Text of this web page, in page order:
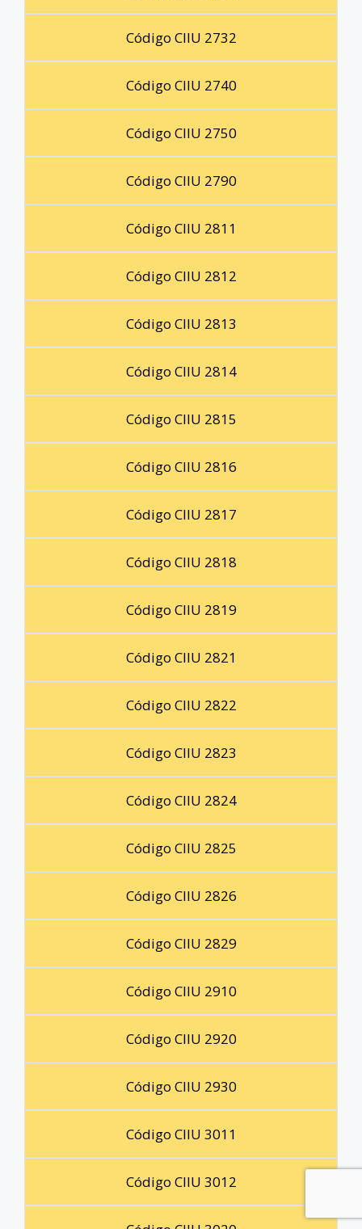
Código CIIU 2732
Código CIIU 2740
Código CIIU 2750
Código CIIU 2790
Código CIIU 2811
Código CIIU 2812
Código CIIU 2813
Código CIIU 2814
Código CIIU 2815
Código CIIU 2816
Código CIIU 2817
Código CIIU 2818
Código CIIU 2819
Código CIIU 2821
Código CIIU 2822
Código CIIU 2823
Código CIIU 2824
Código CIIU 2825
Código CIIU 2826
Código CIIU 2829
Código CIIU 2910
Código CIIU 2920
Código CIIU 2930
Código CIIU 3011
Código CIIU 3012